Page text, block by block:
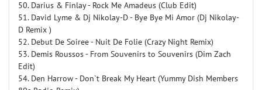
50. Darius & Finlay - Rock Me Amadeus (Club Edit)
51. David Lyme & Dj Nikolay-D - Bye Bye Mi Amor (Dj Nikolay-
D Remix )
52. Debut De Soiree - Nuit De Folie (Crazy Night Remix)
53. Demis Roussos - From Souvenirs to Souvenirs (Dim Zach
Edit)
54. Den Harrow - Don`t Break My Heart (Yummy Dish Members